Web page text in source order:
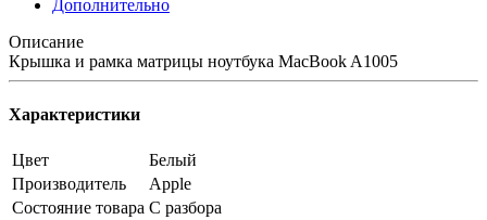
Дополнительно
Описание
Крышка и рамка матрицы ноутбука MacBook A1005
Характеристики
Цвет
Белый
Производитель
Apple
Состояние товара С разбора